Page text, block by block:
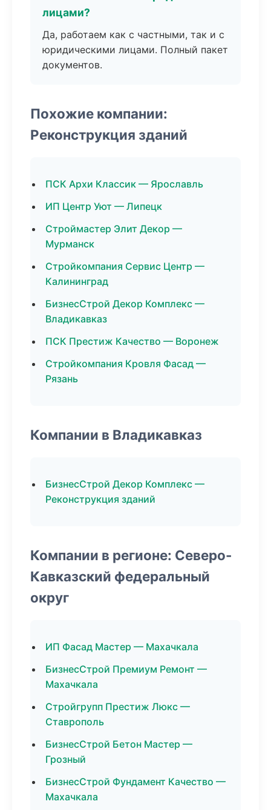
лицами?
Да, работаем как с частными, так и с
юридическими лицами. Полный пакет
документов.
Похожие компании:
Реконструкция зданий
ПСК Архи Классик — Ярославль
ИП Центр Уют — Липецк
Строймастер Элит Декор —
Мурманск
Стройкомпания Сервис Центр —
Калининград
БизнесСтрой Декор Комплекс —
Владикавказ
ПСК Престиж Качество — Воронеж
Стройкомпания Кровля Фасад —
Рязань
Компании в Владикавказ
БизнесСтрой Декор Комплекс —
Реконструкция зданий
Компании в регионе: Северо-
Кавказский федеральный
округ
ИП Фасад Мастер — Махачкала
БизнесСтрой Премиум Ремонт —
Махачкала
Стройгрупп Престиж Люкс —
Ставрополь
БизнесСтрой Бетон Мастер —
Грозный
БизнесСтрой Фундамент Качество —
Махачкала